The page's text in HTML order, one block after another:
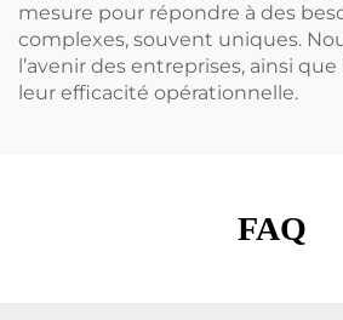
mesure pour répondre à des
complexes, souvent uniques.
l’avenir des entreprises, ainsi
leur efficacité opérationnelle.
FAQ